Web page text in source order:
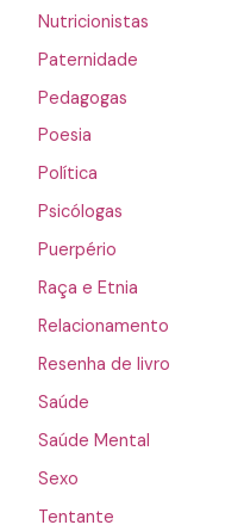
Nutricionistas
Paternidade
Pedagogas
Poesia
Política
Psicólogas
Puerpério
Raça e Etnia
Relacionamento
Resenha de livro
Saúde
Saúde Mental
Sexo
Tentante